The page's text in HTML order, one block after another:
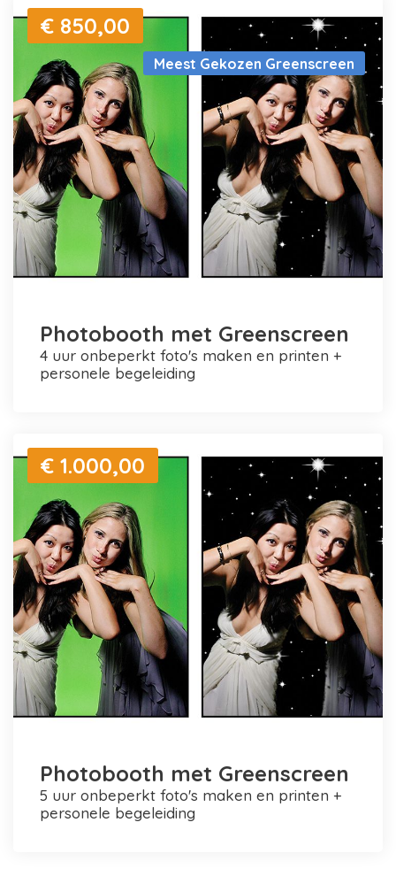
Meest Gekozen Greenscreen
€ 850,00
Photobooth met Greenscreen
4 uur onbeperkt foto's maken en printen +
personele begeleiding
€ 1.000,00
Photobooth met Greenscreen
5 uur onbeperkt foto's maken en printen +
personele begeleiding